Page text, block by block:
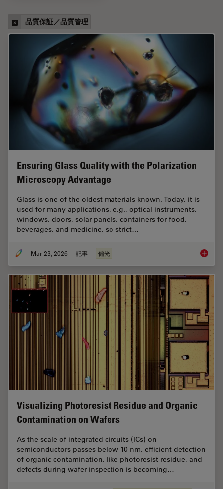
品質保証／品質管理
Ensuring Glass Quality with the Polarization
Microscopy Advantage
Glass is one of the oldest materials known. Today, it is
used for many applications, e.g., optical instruments,
windows, doors, solar panels, containers for food,
beverages, and medicine, so strict…
Mar 23, 2026 記事 偏光
Visualizing Photoresist Residue and Organic
Contamination on Wafers
As the scale of integrated circuits (ICs) on
semiconductors passes below 10 nm, efficient detection
of organic contamination, like photoresist residue, and
defects during wafer inspection is becoming…